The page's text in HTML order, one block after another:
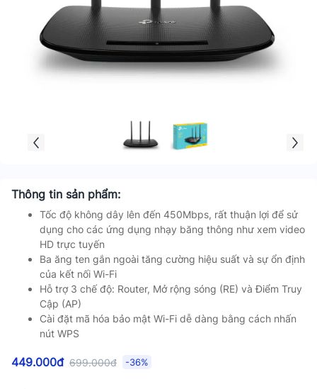
Thông tin sản phẩm:
Tốc độ không dây lên đến 450Mbps, rất thuận lợi để sử
dụng cho các ứng dụng nhạy băng thông như xem video
HD trực tuyến
Ba ăng ten gắn ngoài tăng cường hiệu suất và sự ổn định
của kết nối Wi-Fi
Hỗ trợ 3 chế độ: Router, Mở rộng sóng (RE) và Điểm Truy
Cập (AP)
Cài đặt mã hóa bảo mật Wi-Fi dễ dàng bằng cách nhấn
nút WPS
449.000đ 699.000đ -36%